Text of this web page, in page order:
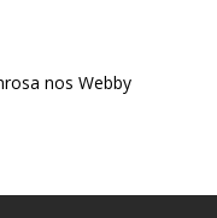
nos Webby